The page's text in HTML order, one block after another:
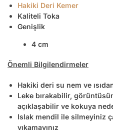
Hakiki Deri Kemer
Kaliteli Toka
Genişlik
4 cm
Önemli Bilgilendirmeler
Hakiki deri su nem ve
Leke bırakabilir,
açıklaşabilir ve kokuya
Islak mendil ile silmeyiniz
yıkamayınız